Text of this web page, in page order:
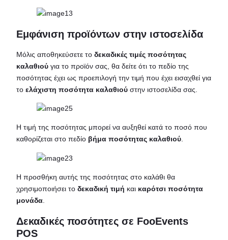
Εμφάνιση προϊόντων στην ιστοσελίδα
Μόλις αποθηκεύσετε το δεκαδικές τιμές ποσότητας
καλαθιού για το προϊόν σας, θα δείτε ότι το πεδίο της
ποσότητας έχει ως προεπιλογή την τιμή που έχει εισαχθεί για
το ελάχιστη ποσότητα καλαθιού στην ιστοσελίδα σας.
Η τιμή της ποσότητας μπορεί να αυξηθεί κατά το ποσό που
καθορίζεται στο πεδίο βήμα ποσότητας καλαθιού.
Η προσθήκη αυτής της ποσότητας στο καλάθι θα
χρησιμοποιήσει το δεκαδική τιμή και καρότσι ποσότητα
μονάδα.
Δεκαδικές ποσότητες σε FooEvents
POS